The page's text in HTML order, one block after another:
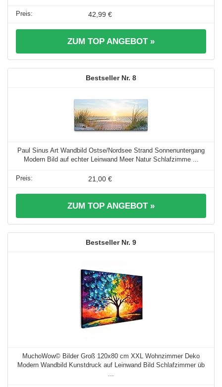
42,99 €
ZUM TOP ANGEBOT »
8
Paul Sinus Art Wandbild Ostse/Nordsee Strand Sonnenuntergang
Modern Bild auf echter Leinwand Meer Natur Schlafzimme ...
21,00 €
ZUM TOP ANGEBOT »
9
MuchoWow© Bilder Groß 120x80 cm XXL Wohnzimmer Deko
Modern Wandbild Kunstdruck auf Leinwand Bild Schlafzimmer üb